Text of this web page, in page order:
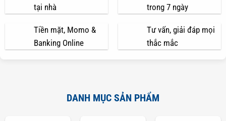
tại nhà
trong 7 ngày
Tiền mặt, Momo &
Banking Online
Tư vấn, giải đáp mọi
thắc mắc
DANH MỤC SẢN PHẨM